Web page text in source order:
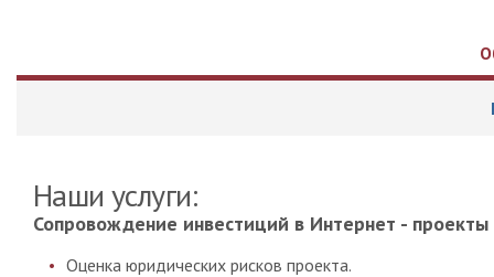
Наши услуги:
Сопровождение инвестиций в Интернет - проекты
Оценка юридических рисков проекта.